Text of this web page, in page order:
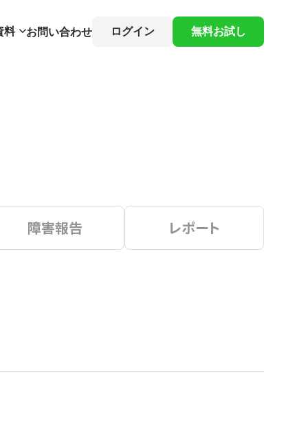
料 お問い合わせ ログイン 無料お試し
障害報告 レポート